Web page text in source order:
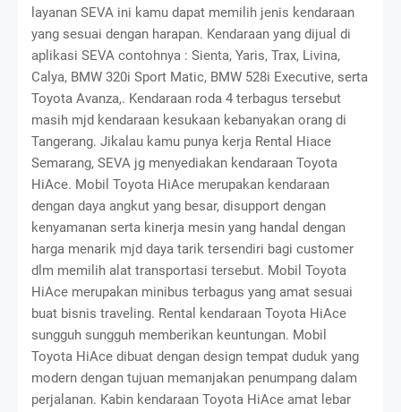
layanan SEVA ini kamu dapat memilih jenis kendaraan
yang sesuai dengan harapan. Kendaraan yang dijual di
aplikasi SEVA contohnya : Sienta, Yaris, Trax, Livina,
Calya, BMW 320i Sport Matic, BMW 528i Executive, serta
Toyota Avanza,. Kendaraan roda 4 terbagus tersebut
masih mjd kendaraan kesukaan kebanyakan orang di
Tangerang. Jikalau kamu punya kerja Rental Hiace
Semarang, SEVA jg menyediakan kendaraan Toyota
HiAce. Mobil Toyota HiAce merupakan kendaraan
dengan daya angkut yang besar, disupport dengan
kenyamanan serta kinerja mesin yang handal dengan
harga menarik mjd daya tarik tersendiri bagi customer
dlm memilih alat transportasi tersebut. Mobil Toyota
HiAce merupakan minibus terbagus yang amat sesuai
buat bisnis traveling. Rental kendaraan Toyota HiAce
sungguh sungguh memberikan keuntungan. Mobil
Toyota HiAce dibuat dengan design tempat duduk yang
modern dengan tujuan memanjakan penumpang dalam
perjalanan. Kabin kendaraan Toyota HiAce amat lebar